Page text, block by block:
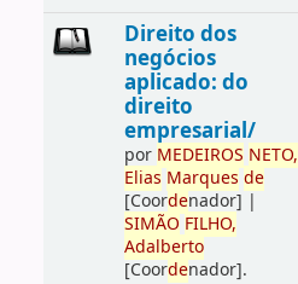
Direito dos
negócios
aplicado: do
direito
empresarial/
por MEDEIROS NETO,
Elias Marques de
[Coordenador] |
SIMÃO FILHO,
Adalberto
[Coordenador].